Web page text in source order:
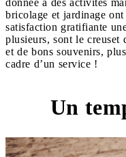
donnée à des activités
bricolage et jardinage
satisfaction gratifiante
plusieurs, sont le creuset
et de bons souvenirs,
cadre d’un service !
Un